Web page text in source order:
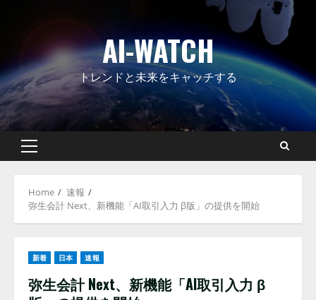
AI-WATCH
トレンドと未来をキャッチする
Primary
Home
速報
弥生会計 Next、新機能「AI取引入力 β版」の提供を開始
新着 日本 速報
弥生会計 Next、新機能「AI取引入力 β